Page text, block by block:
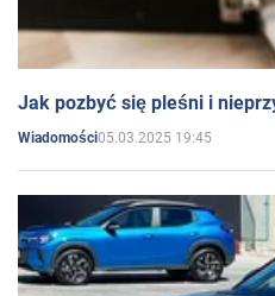
Jak pozbyć się pleśni i
Wiadomości05.03.2025 19:45